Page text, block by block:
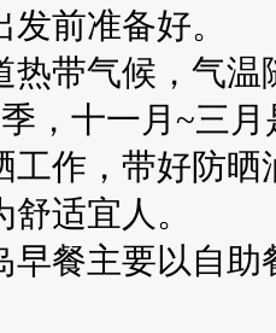
，并且酒店不
发前准备好。
热带气候，气
，十一月~三
工作，带好防
舒适宜人。
早餐主要以自